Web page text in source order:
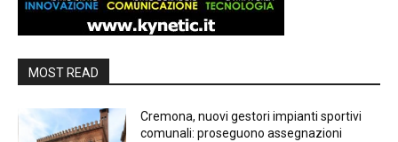
MOST READ
Cremona, nuovi gestori impianti sportivi
comunali: proseguono assegnazioni